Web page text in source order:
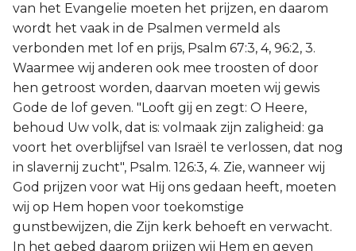
van het Evangelie moeten het prijzen, en daarom
wordt het vaak in de Psalmen vermeld als
verbonden met lof en prijs, Psalm 67:3, 4, 96:2, 3.
Waarmee wij anderen ook mee troosten of door
hen getroost worden, daarvan moeten wij gewis
Gode de lof geven. "Looft gij en zegt: O Heere,
behoud Uw volk, dat is: volmaak zijn zaligheid: ga
voort het overblijfsel van Israël te verlossen, dat nog
in slavernij zucht", Psalm. 126:3, 4. Zie, wanneer wij
God prijzen voor wat Hij ons gedaan heeft, moeten
wij op Hem hopen voor toekomstige
gunstbewijzen, die Zijn kerk behoeft en verwacht.
In het gebed daarom prijzen wij Hem en geven